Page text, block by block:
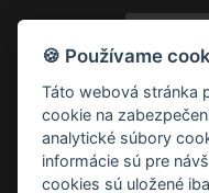
30 dnízadarmo
🍪 Používame
Táto webová stránka
cookie na
analytické súbory
informácie sú pre
cookies sú uložené